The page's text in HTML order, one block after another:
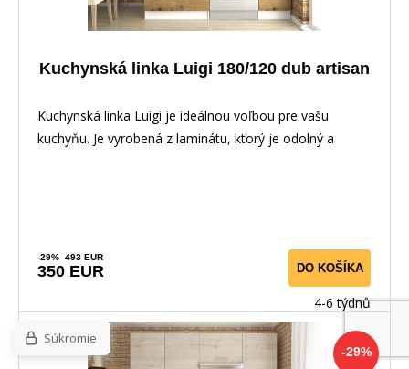
Kuchynská linka Luigi 180/120 dub artisan
Kuchynská linka Luigi je ideálnou voľbou pre vašu
kuchyňu. Je vyrobená z laminátu, ktorý je odolný a
-29% 493 EUR
350 EUR DO KOŠÍKA
4-6 týdnů
-29%
Súkromie